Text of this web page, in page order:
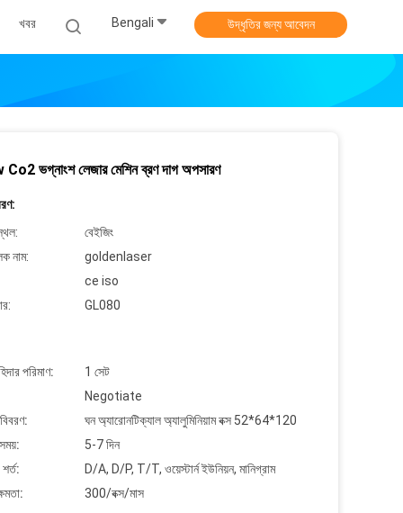
খবর Bengali উদ্ধৃতির জন্য আবেদন
ভগ্নাংশ লেজার মেশিন ব্রণ দাগ অপসারণ
বেইজিং
নাম:
goldenlaser
ce iso
GL080
পরিমাণ:
1 সেট
Negotiate
ঘন অ্যারোনটিক্যাল অ্যালুমিনিয়াম বক্স 52*64*120
5-7 দিন
D/A, D/P, T/T, ওয়েস্টার্ন ইউনিয়ন, মানিগ্রাম
300/বক্স/মাস